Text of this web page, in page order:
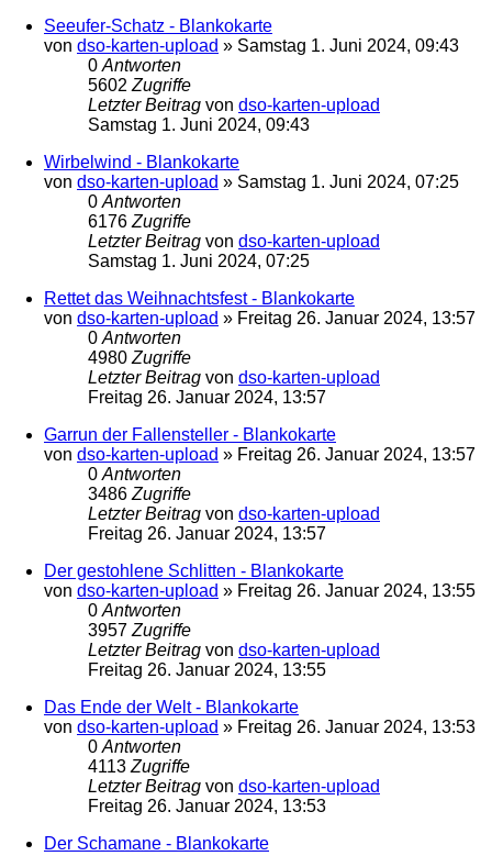
Seeufer-Schatz - Blankokarte
von dso-karten-upload » Samstag 1. Juni 2024, 09:43
0Antworten
5602Zugriffe
Letzter Beitrag von dso-karten-upload
Samstag 1. Juni 2024, 09:43
Wirbelwind - Blankokarte
von dso-karten-upload » Samstag 1. Juni 2024, 07:25
0Antworten
6176Zugriffe
Letzter Beitrag von dso-karten-upload
Samstag 1. Juni 2024, 07:25
Rettet das Weihnachtsfest - Blankokarte
von dso-karten-upload » Freitag 26. Januar 2024, 13:57
0Antworten
4980Zugriffe
Letzter Beitrag von dso-karten-upload
Freitag 26. Januar 2024, 13:57
Garrun der Fallensteller - Blankokarte
von dso-karten-upload » Freitag 26. Januar 2024, 13:57
0Antworten
3486Zugriffe
Letzter Beitrag von dso-karten-upload
Freitag 26. Januar 2024, 13:57
Der gestohlene Schlitten - Blankokarte
von dso-karten-upload » Freitag 26. Januar 2024, 13:55
0Antworten
3957Zugriffe
Letzter Beitrag von dso-karten-upload
Freitag 26. Januar 2024, 13:55
Das Ende der Welt - Blankokarte
von dso-karten-upload » Freitag 26. Januar 2024, 13:53
0Antworten
4113Zugriffe
Letzter Beitrag von dso-karten-upload
Freitag 26. Januar 2024, 13:53
Der Schamane - Blankokarte